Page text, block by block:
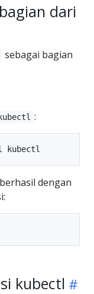
dari
sebagai bagian
kubectl :
dengan
kubectl